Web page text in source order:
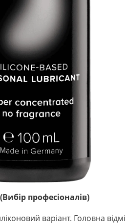
(Вибір професіоналів)
варіант. Головна